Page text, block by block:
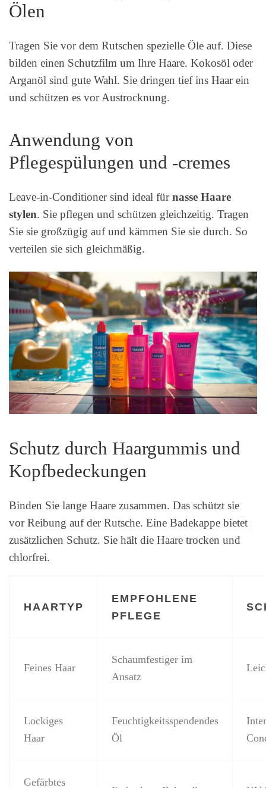
Ölen
Tragen Sie vor dem Rutschen spezielle Öle auf. Diese
bilden einen Schutzfilm um Ihre Haare. Kokosöl oder
Arganöl sind gute Wahl. Sie dringen tief ins Haar ein
und schützen es vor Austrocknung.
Anwendung von
Pflegespülungen und -cremes
Leave-in-Conditioner sind ideal fürnasse Haare
stylen. Sie pflegen und schützen gleichzeitig. Tragen
Sie sie großzügig auf und kämmen Sie sie durch. So
verteilen sie sich gleichmäßig.
Schutz durch Haargummis und
Kopfbedeckungen
Binden Sie lange Haare zusammen. Das schützt sie
vor Reibung auf der Rutsche. Eine Badekappe bietet
zusätzlichen Schutz. Sie hält die Haare trocken und
chlorfrei.
HAARTYP
EMPFOHLENE
PFLEGE
Feines Haar
Schaumfestiger im
Ansatz
Lockiges
Haar
Feuchtigkeitsspendendes
Öl
Gefärbtes